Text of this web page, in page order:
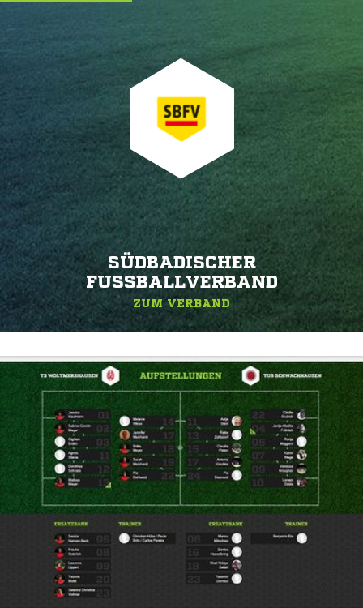
SÜDBADISCHER
FUSSBALLVERBAND
ZUM VERBAND